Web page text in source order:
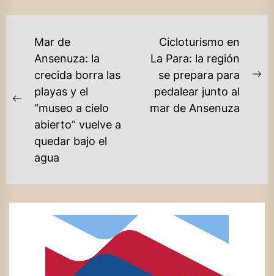
NAVEGACIÓN
ENTRADAS
Previous
post:
Mar de
Ansenuza: la
crecida borra las
playas y el
“museo a cielo
abierto” vuelve a
quedar bajo el
agua
Cicloturismo en
La Para: la región
se prepara para
pedalear junto al
mar de Ansenuza